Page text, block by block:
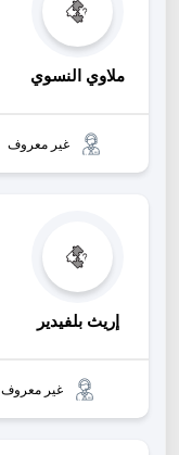
ملاوي النسوي
غير معروف
إريث بلفيدير
غير معروف